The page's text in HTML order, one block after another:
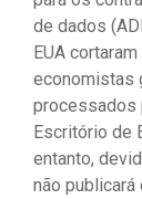
de dados
EUA
economistas
processados
Escritório de
entanto,
não